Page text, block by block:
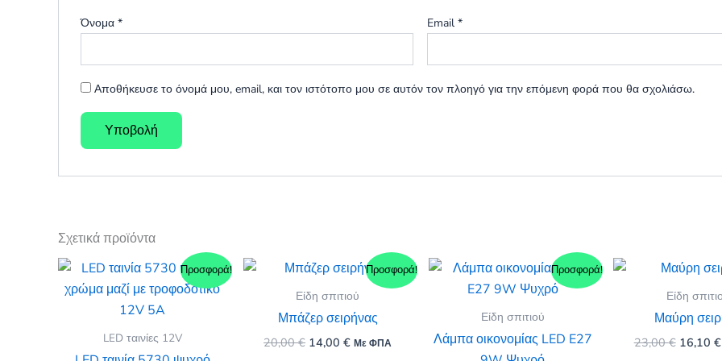
Όνομα * Email *
Αποθήκευσε το όνομά μου, email, και τον ιστότοπο μου σε αυτόν τον πλοηγό για την επόμενη φορά που θα σχολιάσω.
Σχετικά προϊόντα
Προσφορά!
LED ταινίες 12V
Προσφορά!
Είδη σπιτιού
Μπάζερ σειρήνας
20,00€ Original
14,00€ΗΜε ΦΠΑ
Προσφορά!
Είδη σπιτιού
Λάμπα οικονομίας LED E27
Είδη
Μαύρη
23,00€ Original
16,10 €